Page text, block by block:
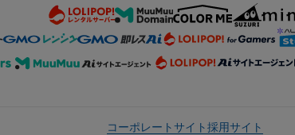
コーポレートサイト採用サイト